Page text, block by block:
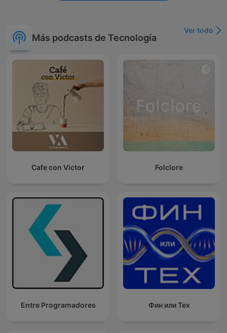
Más podcasts de Tecnología
Ver todo
Cafe con Victor Folclore
Entre Programadores Фин или Тех